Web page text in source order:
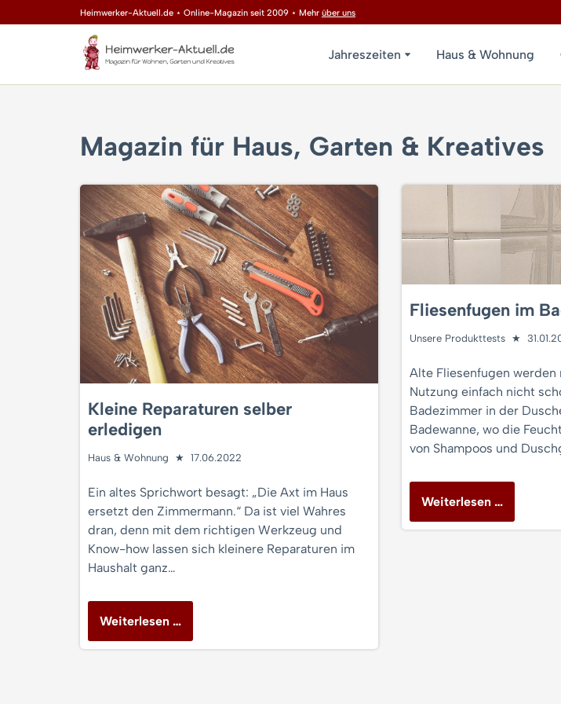
springen
Heimwerker-Aktuell.de ⋆ Online-Magazin seit 2009 ⋆ Mehr über uns
Jahreszeiten Haus & Wohnung
Magazin für Haus, Garten & Kreatives
Kleine Reparaturen selber
erledigen
Haus & Wohnung 17.06.2022
Ein altes Sprichwort besagt: „Die Axt im Haus
ersetzt den Zimmermann.“ Da ist viel Wahres
dran, denn mit dem richtigen Werkzeug und
Know-how lassen sich kleinere Reparaturen im
Haushalt ganz…
Weiterlesen …
Fliesenfugen im
Unsere Produkttests
Alte Fliesenfugen werden
Nutzung einfach nicht
Badezimmer in der
Badewanne, wo die
von Shampoos und
Weiterlesen …